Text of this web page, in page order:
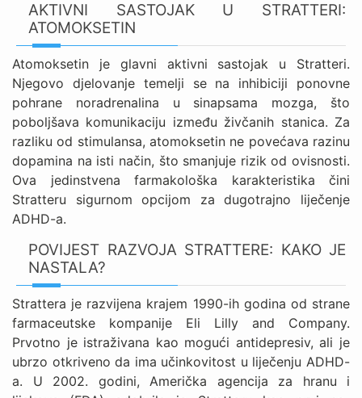
AKTIVNI SASTOJAK U STRATTERI:
ATOMOKSETIN
Atomoksetin je glavni aktivni sastojak u Stratteri.
Njegovo djelovanje temelji se na inhibiciji ponovne
pohrane noradrenalina u sinapsama mozga, što
poboljšava komunikaciju između živčanih stanica. Za
razliku od stimulansa, atomoksetin ne povećava razinu
dopamina na isti način, što smanjuje rizik od ovisnosti.
Ova jedinstvena farmakološka karakteristika čini
Stratteru sigurnom opcijom za dugotrajno liječenje
ADHD-a.
POVIJEST RAZVOJA STRATTERE: KAKO JE
NASTALA?
Strattera je razvijena krajem 1990-ih godina od strane
farmaceutske kompanije Eli Lilly and Company.
Prvotno je istraživana kao mogući antidepresiv, ali je
ubrzo otkriveno da ima učinkovitost u liječenju ADHD-
a. U 2002. godini, Američka agencija za hranu i